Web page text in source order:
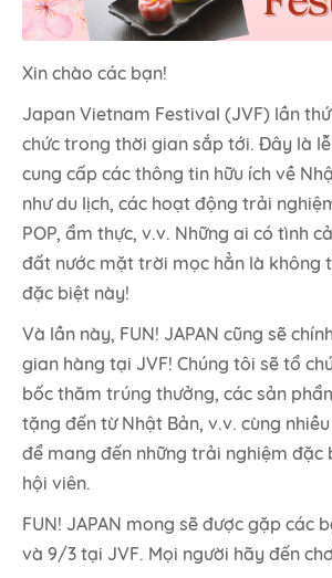
Xin chào các bạn!
Japan Vietnam Festival (JVF) lần
chức trong thời gian sắp tới. Đây là
cung cấp các thông tin hữu ích về
như du lịch, các hoạt động trải
POP, ẩm thực, v.v. Những ai có tình
đất nước mặt trời mọc hẳn là không
đặc biệt này!
Và lần này, FUN! JAPAN cũng sẽ
gian hàng tại JVF! Chúng tôi sẽ tổ
bốc thăm trúng thưởng, các sản
tặng đến từ Nhật Bản, v.v. cùng
để mang đến những trải nghiệm đặc
hội viên.
FUN! JAPAN mong sẽ được gặp các
và 9/3 tại JVF. Mọi người hãy đến